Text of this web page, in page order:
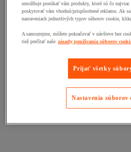
umožňuje ponúkať vám produkty, ktoré sú čo najviac
poskytovať vám vhodnú/prispôsobené reklamu. Ak
nastaveniach jednotlivých typov súborov cookie,
A samozrejme, môžete pokračovať v návšteve bez
tiež prečítať naše zásady používania súborov
Prijať všetky
Nastavenia súborov